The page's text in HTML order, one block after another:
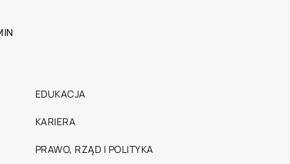
EDUKACJA
KARIERA
PRAWO, RZĄD I POLITYKA